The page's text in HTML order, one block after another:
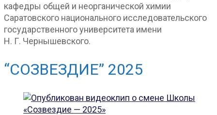
кафедры общей и неорганической химии
Саратовского национального исследовательского
государственного университета имени
Н. Г. Чернышевского.
“СОЗВЕЗДИЕ” 2025